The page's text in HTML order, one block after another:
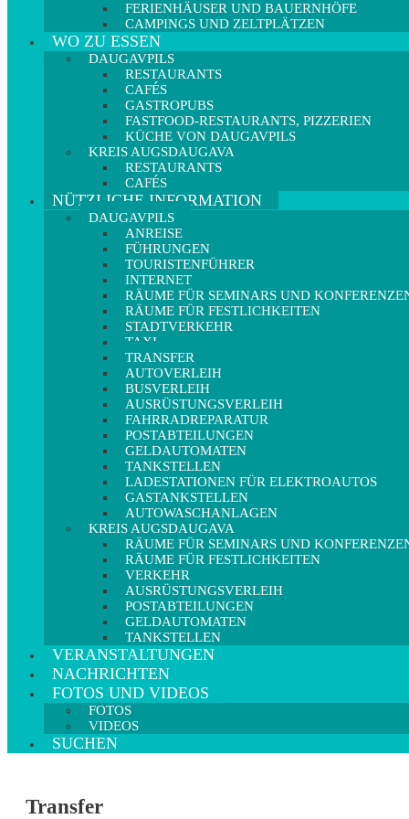
FERIENHÄUSER UND BAUERNHÖFE
CAMPINGS UND ZELTPLÄTZEN
WO ZU ESSEN
DAUGAVPILS
RESTAURANTS
CAFÉS
GASTROPUBS
FASTFOOD-RESTAURANTS, PIZZERIEN
KÜCHE VON DAUGAVPILS
KREIS AUGSDAUGAVA
RESTAURANTS
CAFÉS
NÜTZLICHE INFORMATION
DAUGAVPILS
ANREISE
FÜHRUNGEN
TOURISTENFÜHRER
INTERNET
RÄUME FÜR SEMINARS UND
RÄUME FÜR FESTLICHKEITEN
STADTVERKEHR
TAXI
TRANSFER
AUTOVERLEIH
BUSVERLEIH
AUSRÜSTUNGSVERLEIH
FAHRRADREPARATUR
POSTABTEILUNGEN
GELDAUTOMATEN
TANKSTELLEN
LADESTATIONEN FÜR ELEKTROAUTOS
GASTANKSTELLEN
AUTOWASCHANLAGEN
KREIS AUGSDAUGAVA
RÄUME FÜR SEMINARS UND
RÄUME FÜR FESTLICHKEITEN
VERKEHR
AUSRÜSTUNGSVERLEIH
POSTABTEILUNGEN
GELDAUTOMATEN
TANKSTELLEN
VERANSTALTUNGEN
NACHRICHTEN
FOTOS UND VIDEOS
FOTOS
VIDEOS
SUCHEN
Transfer